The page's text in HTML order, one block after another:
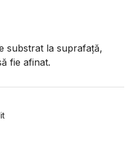
substrat la suprafaţă,
fie afinat.